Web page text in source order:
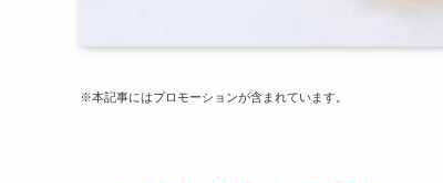
※本記事にはプロモーションが含まれています。